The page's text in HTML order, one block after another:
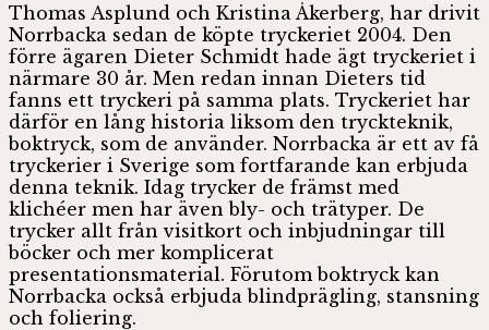
Thomas Asplund och Kristina Åkerberg, har drivit
Norrbacka sedan de köpte tryckeriet 2004. Den
förre ägaren Dieter Schmidt hade ägt tryckeriet i
närmare 30 år. Men redan innan Dieters tid
fanns ett tryckeri på samma plats. Tryckeriet har
därför en lång historia liksom den tryckteknik,
boktryck, som de använder. Norrbacka är ett av få
tryckerier i Sverige som fortfarande kan erbjuda
denna teknik. Idag trycker de främst med
klichéer men har även bly- och trätyper. De
trycker allt från visitkort och inbjudningar till
böcker och mer komplicerat
presentationsmaterial. Förutom boktryck kan
Norrbacka också erbjuda blindprägling, stansning
och foliering.